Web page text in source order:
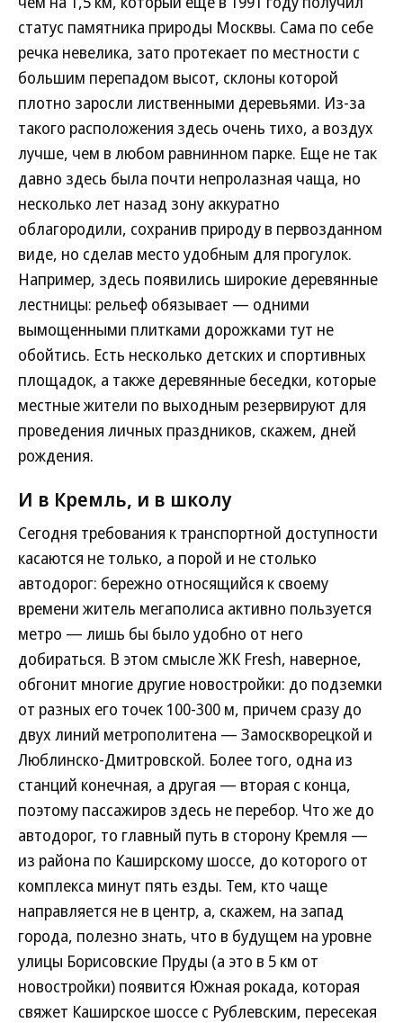
статус памятника природы Москвы. Сама по себе
речка невелика, зато протекает по местности с
большим перепадом высот, склоны которой
плотно заросли лиственными деревьями. Из-за
такого расположения здесь очень тихо, а воздух
лучше, чем в любом равнинном парке. Еще не так
давно здесь была почти непролазная чаща, но
несколько лет назад зону аккуратно
облагородили, сохранив природу в первозданном
виде, но сделав место удобным для прогулок.
Например, здесь появились широкие деревянные
лестницы: рельеф обязывает — одними
вымощенными плитками дорожками тут не
обойтись. Есть несколько детских и спортивных
площадок, а также деревянные беседки, которые
местные жители по выходным резервируют для
проведения личных праздников, скажем, дней
рождения.
И в Кремль, и в школу
Сегодня требования к транспортной доступности
касаются не только, а порой и не столько
автодорог: бережно относящийся к своему
времени житель мегаполиса активно пользуется
метро — лишь бы было удобно от него
добираться. В этом смысле ЖК Fresh, наверное,
обгонит многие другие новостройки: до подземки
от разных его точек 100-300 м, причем сразу до
двух линий метрополитена — Замоскворецкой и
Люблинско-Дмитровской. Более того, одна из
станций конечная, а другая — вторая с конца,
поэтому пассажиров здесь не перебор. Что же до
автодорог, то главный путь в сторону Кремля —
из района по Каширскому шоссе, до которого от
комплекса минут пять езды. Тем, кто чаще
направляется не в центр, а, скажем, на запад
города, полезно знать, что в будущем на уровне
улицы Борисовские Пруды (а это в 5 км от
новостройки) появится Южная рокада, которая
свяжет Каширское шоссе с Рублевским, пересекая